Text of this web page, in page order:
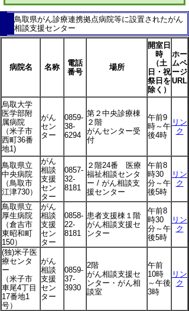
鳥取県がん診療連携拠点病院等に設置されたがん
相談支援センター
病院名 名称
電話
番号
場所
開室日
時
（土
日・祝
祭日を
除く）
ホー
ムペ
ージ
URL
烏取大学
医学部附
属病院
（米子市
西町36番
地1)
がん
セン
ター
0859-
38-
6294
第２中央診療棟
２階
がんセンター受
付
午前9
時～午
後4時
リン
ク
鳥取県立
中央病院
（鳥取市
江津730）
がん
相談
支援
セン
ター
0857-
32-
8181
２階24番 医療
福祉相談センタ
ー / がん相談支
援センター
午前8
時30
分～午
後5時
リン
ク
鳥取県立
厚生病院
（倉吉市
東昭和町
150）
がん
相談
支援
セン
ター
0858-
22-
8181
患者支援棟１階
がん相談支援セ
ンター
午前8
時30
分～午
後5時
リン
ク
(独)米子医
療センタ
ー
（米子市
車尾4丁目
17番地1
号）
がん
相談
支援
セン
ター
0859-
37-
3930
2階
がん相談支援セ
ンター・がん相
談室
午前
10時
～午後
3時
リン
ク